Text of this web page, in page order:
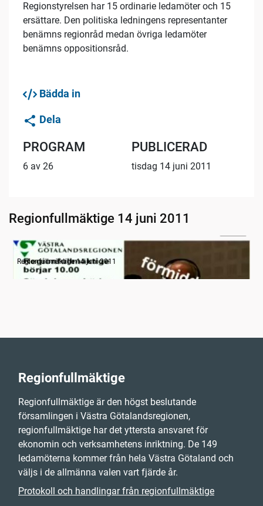
Regionstyrelsen har 15 ordinarie ledamöter och 15
ersättare. Den politiska ledningens representanter
benämns regionråd medan övriga ledamöter
benämns oppositionsråd.
Bädda in
Dela
PROGRAM
6 av 26
PUBLICERAD
tisdag 14 juni 2011
Regionfullmäktige 14 juni 2011
Radion informerar
Regionfullmäktige 14 juni 2011
Regionfullmäktige
Regionfullmäktige är den högst beslutande
församlingen i Västra Götalandsregionen,
regionfullmäktige har det yttersta ansvaret för
ekonomin och verksamhetens inriktning. De 149
ledamöterna kommer från hela Västra Götaland och
väljs i de allmänna valen vart fjärde år.
Protokoll och handlingar från regionfullmäktige